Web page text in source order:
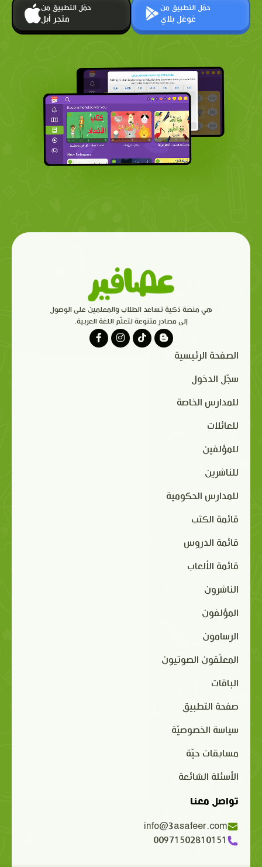
حمّل التطبيق من
متجر أبل
حمّل التطبيق من
غوغل بلاي
هي منصة ذكية تساعد الطلاب والمعلمين على الوصول
إلى مصادر متنوعة لتعلّم اللغة العربية.
الصفحة الرئيسية
سجّل الدخول
للمدارس الخاصة
للعائلات
للمؤلفين
للناشرين
للمدارس الحكومية
قائمة الكتب
قائمة الدروس
قائمة الألعاب
الناشرون
المؤلفون
الرسامون
المعلّقون الصوتيون
الباقات
صفحة التطبيق
سياسة الخصوصيّة
مسابقات حيّة
الأسئلة الشائعة
تواصل معنا
info@3asafeer.com
00971502810151